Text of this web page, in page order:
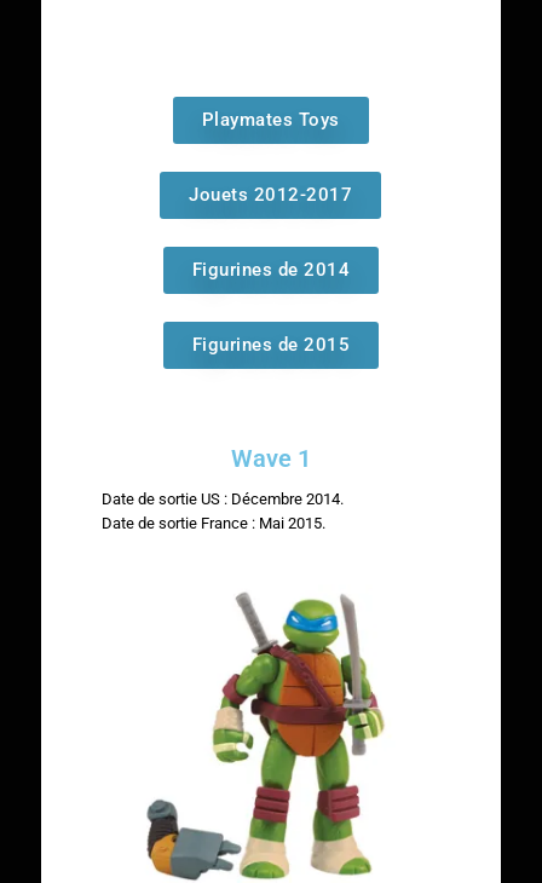
Playmates Toys
Jouets 2012-2017
Figurines de 2014
Figurines de 2015
Wave 1
Date de sortie US : Décembre 2014.
Date de sortie France : Mai 2015.